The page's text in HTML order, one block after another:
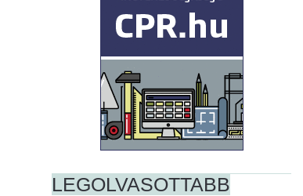
LEGOLVASOTTABB